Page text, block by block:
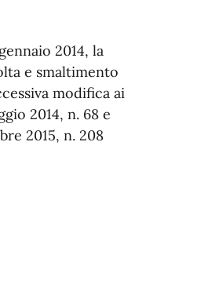
2014, la
e smaltimento
modifica ai
2014, n. 68 e
2015, n. 208